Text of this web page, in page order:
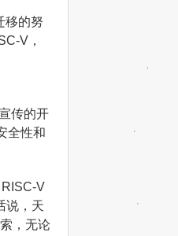
移的努
V，
传的开
全性和
V
说，天
，无论